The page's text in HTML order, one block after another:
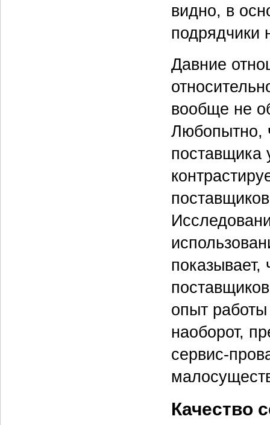
видно, в
подрядчики
Давние
вообще не
Любопытно,
поставщика
опыт
наоборот,
сервис-
Качество